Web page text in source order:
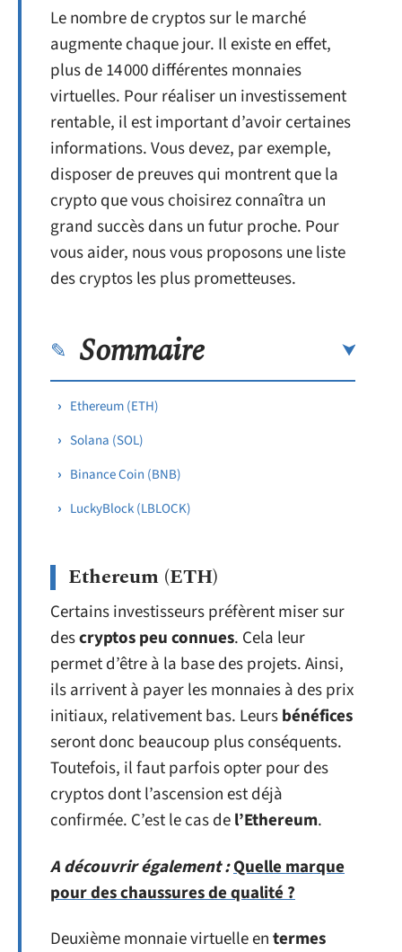
Le nombre de cryptos sur le marché
augmente chaque jour. Il existe en effet,
plus de 14 000 différentes monnaies
virtuelles. Pour réaliser un investissement
rentable, il est important d’avoir certaines
informations. Vous devez, par exemple,
disposer de preuves qui montrent que la
crypto que vous choisirez connaîtra un
grand succès dans un futur proche. Pour
vous aider, nous vous proposons une liste
des cryptos les plus prometteuses.
Sommaire
Ethereum (ETH)
Solana (SOL)
Binance Coin (BNB)
LuckyBlock (LBLOCK)
Ethereum (ETH)
Certains investisseurs préfèrent miser sur
descryptos peu connues. Cela leur
permet d’être à la base des projets. Ainsi,
ils arrivent à payer les monnaies à des prix
initiaux, relativement bas. Leursbénéfices
seront donc beaucoup plus conséquents.
Toutefois, il faut parfois opter pour des
cryptos dont l’ascension est déjà
confirmée. C’est le cas del’Ethereum.
A découvrir également :Quelle marque
pour des chaussures de qualité ?
Deuxième monnaie virtuelle entermes